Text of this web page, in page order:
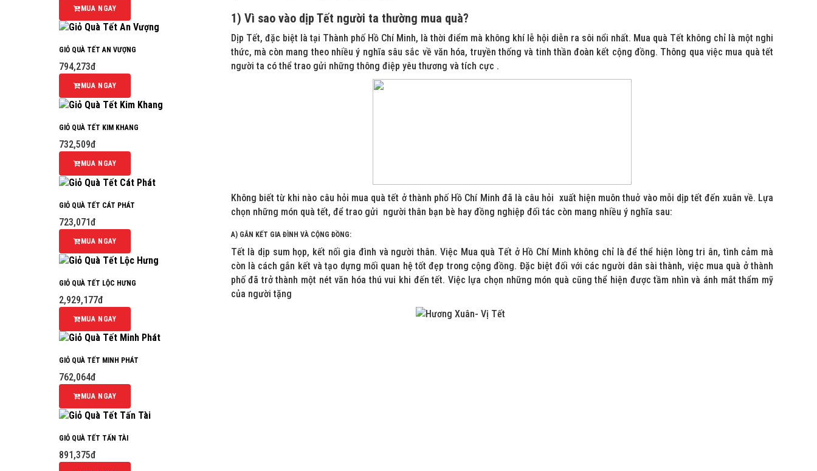
1) Vì sao vào dịp Tết người ta thường mua quà?
Dịp Tết, đặc biệt là tại Thành phố Hồ Chí Minh, là thời điểm mà không khí lễ hội diễn ra sôi nổi nhất. Mua quà Tết không chỉ là một nghi
thức, mà còn mang theo nhiều ý nghĩa sâu sắc về văn hóa, truyền thống và tinh thần đoàn kết cộng đồng. Thông qua việc mua quà tết
người ta có thể trao gửi những thông điệp yêu thương và tích cực .
Không biết từ khi nào câu hỏi mua quà tết ở thành phố Hồ Chí Minh đã là câu hỏi xuất hiện muôn thuở vào mỗi dịp tết đến xuân về. Lựa
chọn những món quà tết, để trao gửi người thân bạn bè hay đồng nghiệp đối tác còn mang nhiều ý nghĩa sau:
A) GẮN KẾT GIA ĐÌNH VÀ CỘNG ĐỒNG:
Tết là dịp sum họp, kết nối gia đình và người thân. Việc Mua quà Tết ở Hồ Chí Minh không chỉ là để thể hiện lòng tri ân, tình cảm mà
còn là cách gắn kết và tạo dựng mối quan hệ tốt đẹp trong cộng đồng. Đặc biệt đối với các người dân sài thành, việc mua quà ở thành
phố đã trở thành một nét văn hóa thú vui khi đến tết. Việc lựa chọn những món quà cũng thể hiện được tầm nhìn và ánh mắt thẩm mỹ
của người tặng
MUA NGAY
GIỎ QUÀ TẾT AN VƯỢNG
794,273đ
MUA NGAY
GIỎ QUÀ TẾT KIM KHANG
732,509đ
MUA NGAY
GIỎ QUÀ TẾT CÁT PHÁT
723,071đ
MUA NGAY
GIỎ QUÀ TẾT LỘC HƯNG
2,929,177đ
MUA NGAY
GIỎ QUÀ TẾT MINH PHÁT
762,064đ
MUA NGAY
GIỎ QUÀ TẾT TẤN TÀI
891,375đ